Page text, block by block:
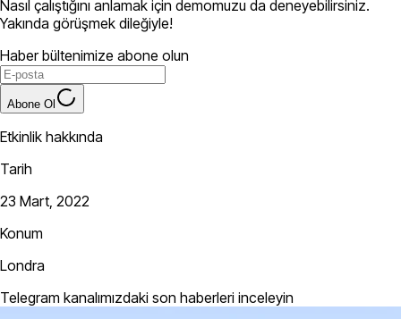
Nasıl çalıştığını anlamak için demomuzu da deneyebilirsiniz.
Yakında görüşmek dileğiyle!
Haber bültenimize abone olun
Abone Ol
Etkinlik hakkında
Tarih
23 Mart, 2022
Konum
Londra
Telegram kanalımızdaki son haberleri inceleyin